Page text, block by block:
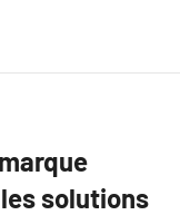
solutions